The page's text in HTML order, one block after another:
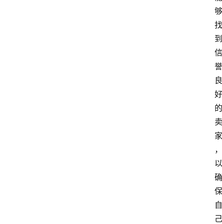
够
找
到
信
誉
良
好
的
卖
家
，
以
确
保
自
己